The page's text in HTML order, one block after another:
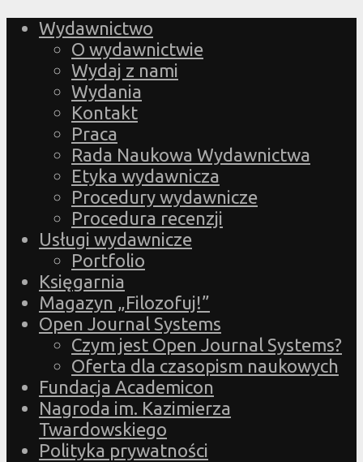
Wydawnictwo
O wydawnictwie
Wydaj z nami
Wydania
Kontakt
Praca
Rada Naukowa Wydawnictwa
Etyka wydawnicza
Procedury wydawnicze
Procedura recenzji
Usługi wydawnicze
Portfolio
Księgarnia
Magazyn „Filozofuj!”
Open Journal Systems
Czym jest Open Journal Systems?
Oferta dla czasopism naukowych
Fundacja Academicon
Nagroda im. Kazimierza
Twardowskiego
Polityka prywatności